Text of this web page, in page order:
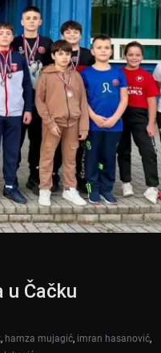
u Čačku
, hamza mujagić, imran hasanović,